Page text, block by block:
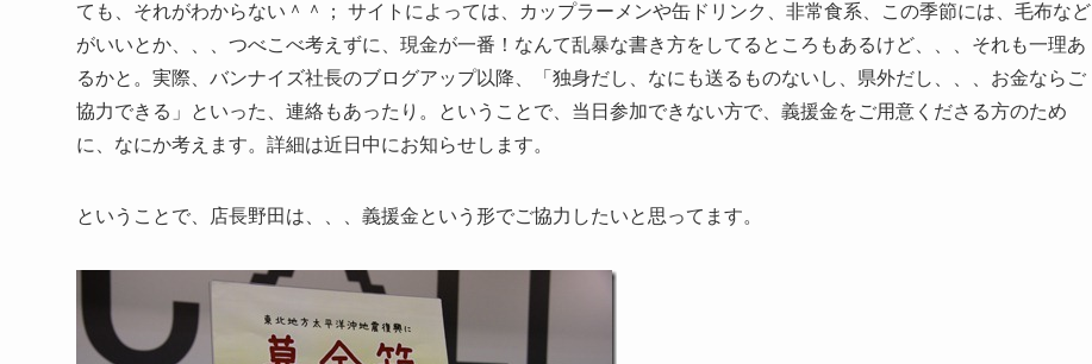
ても、それがわからない＾＾； サイトによっては、カップラーメンや缶ドリンク、非常食系、この季節には、毛布など
がいいとか、、、つべこべ考えずに、現金が一番！なんて乱暴な書き方をしてるところもあるけど、、、それも一理あ
るかと。実際、バンナイズ社長のブログアップ以降、「独身だし、なにも送るものないし、県外だし、、、お金ならご
協力できる」といった、連絡もあったり。ということで、当日参加できない方で、義援金をご用意くださる方のため
に、なにか考えます。詳細は近日中にお知らせします。
ということで、店長野田は、、、義援金という形でご協力したいと思ってます。